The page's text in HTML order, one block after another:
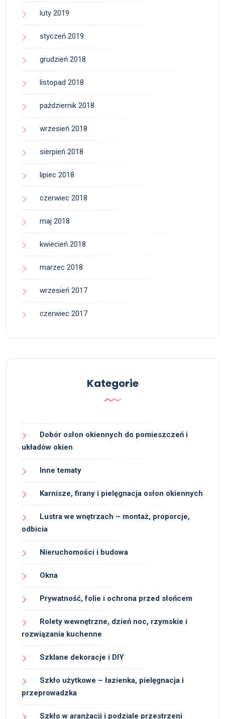
luty 2019
styczeń 2019
grudzień 2018
listopad 2018
październik 2018
wrzesień 2018
sierpień 2018
lipiec 2018
czerwiec 2018
maj 2018
kwiecień 2018
marzec 2018
wrzesień 2017
czerwiec 2017
Kategorie
Dobór osłon okiennych do pomieszczeń i
układów okien
Inne tematy
Karnisze, firany i pielęgnacja osłon okiennych
Lustra we wnętrzach – montaż, proporcje,
odbicia
Nieruchomości i budowa
Okna
Prywatność, folie i ochrona przed słońcem
Rolety wewnętrzne, dzień noc, rzymskie i
rozwiązania kuchenne
Szklane dekoracje i DIY
Szkło użytkowe – łazienka, pielęgnacja i
przeprowadzka
Szkło w aranżacji i podziale przestrzeni